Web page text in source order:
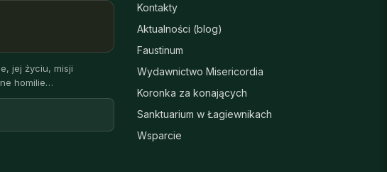
jej życiu, misji
homilie…
Kontakty
Aktualności (blog)
Faustinum
Wydawnictwo Misericordia
Koronka za konających
Sanktuarium w Łagiewnikach
Wsparcie